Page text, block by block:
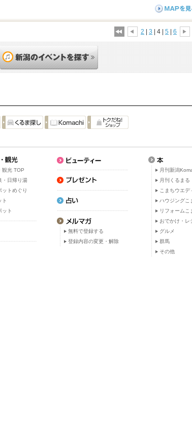
2 3 | 4 | 5 6
観光 TOP
・日帰り湯
ットめぐり
ト
ット
無料で登録する
登録内容の変更・解除
月刊新潟
月刊くるまる
こまちウエデ
ハウジングこ
リフォームこ
おでかけ・レ
グルメ
群馬
その他